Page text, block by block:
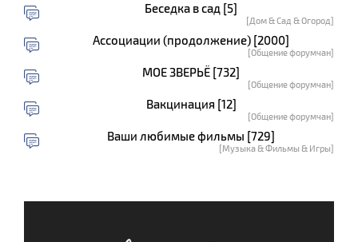
Беседка в сад [5]
[Дом & Сад & Огород]
Ассоциации (продолжение) [2000]
[Общение форумчан]
МОЕ ЗВЕРЬЁ [732]
[Общение форумчан]
Вакцинация [12]
[Общение форумчан]
Ваши любимые фильмы [729]
[Музыка & Фильмы & Игры]